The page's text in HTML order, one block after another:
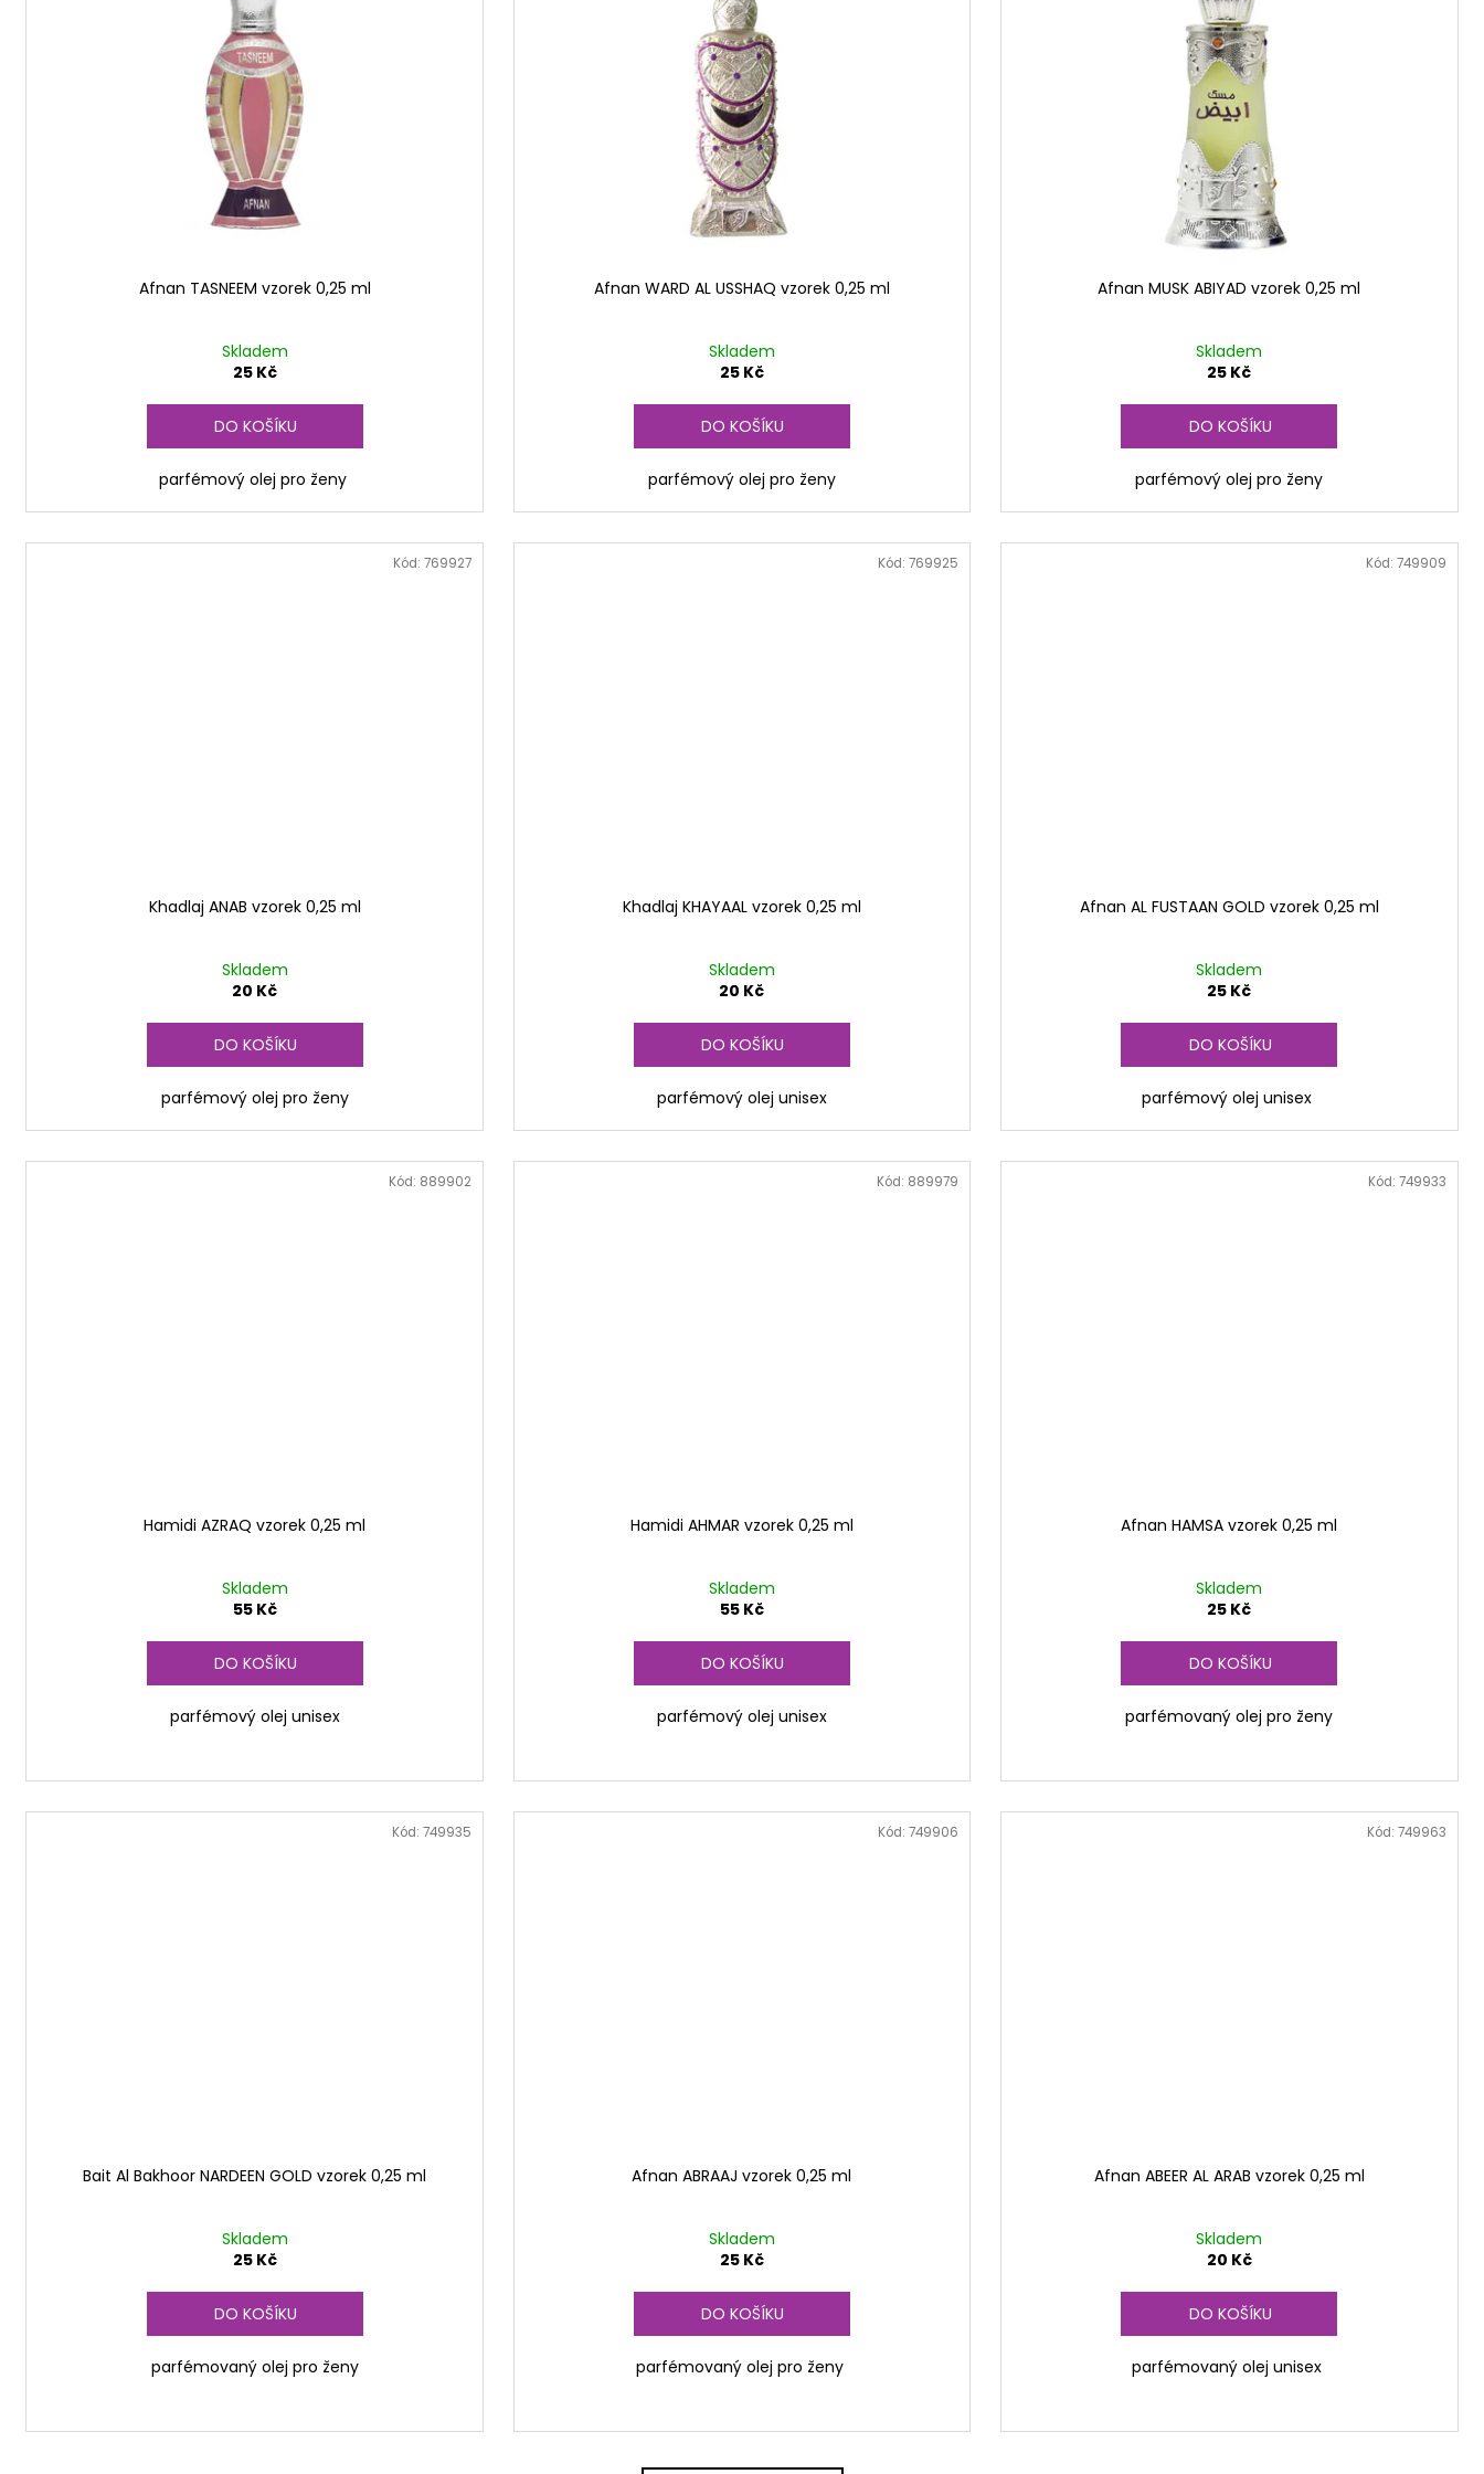
Afnan TASNEEM vzorek 0,25 ml
Skladem
25 Kč
DO KOŠÍKU
parfémový olej pro ženy
Afnan WARD AL USSHAQ vzorek 0,25 ml
Skladem
25 Kč
DO KOŠÍKU
parfémový olej pro ženy
Afnan MUSK ABIYAD vzorek 0,25 ml
Skladem
25 Kč
DO KOŠÍKU
parfémový olej pro ženy
Khadlaj ANAB vzorek 0,25 ml
Skladem
20 Kč
DO KOŠÍKU
parfémový olej pro ženy
Kód: 769927
Khadlaj KHAYAAL vzorek 0,25 ml
Skladem
20 Kč
DO KOŠÍKU
parfémový olej unisex
Kód:769925
Afnan AL FUSTAAN GOLD vzorek 0,25 ml
Skladem
25 Kč
DO KOŠÍKU
parfémový olej unisex
Kód: 749909
Hamidi AZRAQ vzorek 0,25 ml
Skladem
55 Kč
DO KOŠÍKU
parfémový olej unisex
Kód: 889902
Hamidi AHMAR vzorek 0,25 ml
Skladem
55 Kč
DO KOŠÍKU
parfémový olej unisex
Kód: 889979
Afnan HAMSA vzorek 0,25 ml
Skladem
25 Kč
DO KOŠÍKU
parfémovaný olej pro ženy
Kód: 749933
Bait Al Bakhoor NARDEEN GOLD vzorek 0,25 ml
Skladem
25 Kč
DO KOŠÍKU
parfémovaný olej pro ženy
Kód: 749935
Afnan ABRAAJ vzorek 0,25 ml
Skladem
25 Kč
DO KOŠÍKU
parfémovaný olej pro ženy
Kód:749906
Afnan ABEER AL ARAB vzorek 0,25 ml
Skladem
20 Kč
DO KOŠÍKU
parfémovaný olej unisex
Kód: 749963